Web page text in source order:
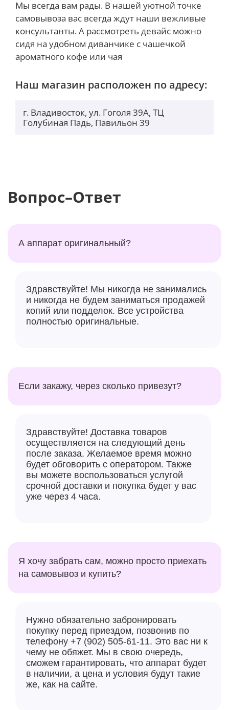
обеспечивают интуитивно понятное управление
движениями для поддерживаемых игр.
Мы всегда вам рады. В нашей уютной точке
самовывоза вас всегда ждут наши вежливые
консультанты. А рассмотреть девайс можно
сидя на удобном диванчике с чашечкой
ароматного кофе или чая
Наш магазин расположен по адресу:
г. Владивосток, ул. Гоголя 39А, ТЦ
Голубиная Падь, Павильон 39
Вопрос–Ответ
А аппарат оригинальный?
Здравствуйте! Мы никогда не занимались
и никогда не будем заниматься продажей
копий или подделок. Все устройства
полностью оригинальные.
Если закажу, через сколько привезут?
Здравствуйте! Доставка товаров
осуществляется на следующий день
после заказа. Желаемое время можно
будет обговорить с оператором. Также
вы можете воспользоваться услугой
срочной доставки и покупка будет у вас
уже через 4 часа.
Я хочу забрать сам, можно просто приехать
на самовывоз и купить?
Нужно обязательно забронировать
покупку перед приездом, позвонив по
телефону +7 (902) 505-61-11. Это вас ни к
чему не обяжет. Мы в свою очередь,
сможем гарантировать, что аппарат будет
в наличии, а цена и условия будут такие
же, как на сайте.